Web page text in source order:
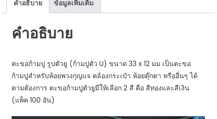
ก้ามปู
ตัว
เข้ม
(แพ็ค
100
อัน)
คำอธิบาย ข้อมูลเพิ่มเติม
คำอธิบาย
ตะขอก้ามปู รูปตัวยู (ก้ามปูตัว U) ขนาด 33 x 12 มม เป็นตะขอ
ก้ามปูสำหรับห้อยพวงกุญแจ คล้องกระเป๋า ห้อยตุ๊กตา หรืออื่นๆ ได้
ตามต้องการ ตะขอก้ามปูตัวยูมีให้เลือก 2 สี คือ สีทองและสีเงิน
(แพ็ค 100 อัน)